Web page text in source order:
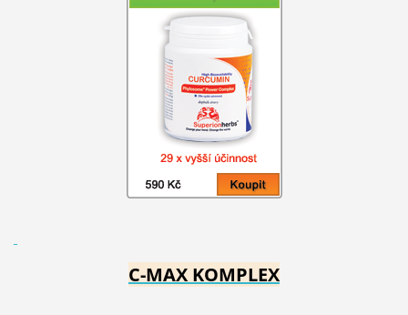
C-MAX KOMPLEX